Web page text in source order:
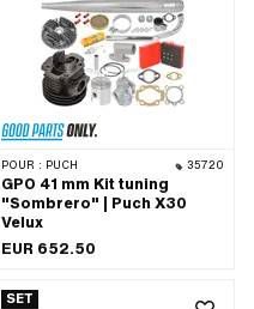
POUR : PUCH 35720
GPO 41 mm Kit tuning
"Sombrero" | Puch X30
Velux
EUR 652.50
SET